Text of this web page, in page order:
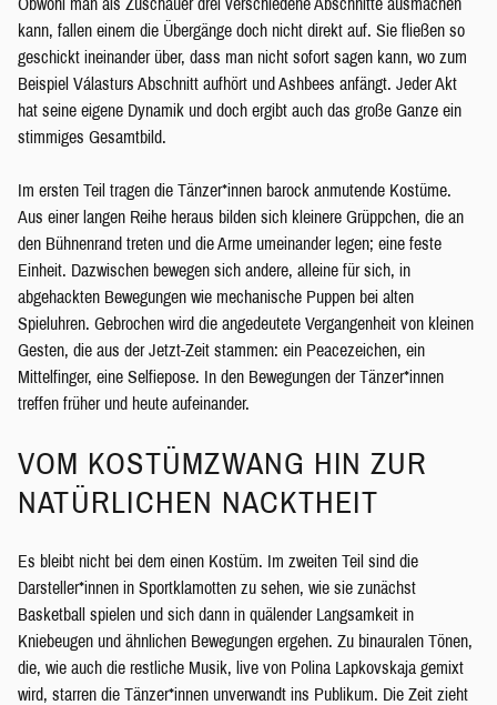
kann, fallen einem die Übergänge doch nicht direkt auf. Sie fließen so
geschickt ineinander über, dass man nicht sofort sagen kann, wo zum
Beispiel Válasturs Abschnitt aufhört und Ashbees anfängt. Jeder Akt
hat seine eigene Dynamik und doch ergibt auch das große Ganze ein
stimmiges Gesamtbild.
Im ersten Teil tragen die Tänzer*innen barock anmutende Kostüme.
Aus einer langen Reihe heraus bilden sich kleinere Grüppchen, die an
den Bühnenrand treten und die Arme umeinander legen; eine feste
Einheit. Dazwischen bewegen sich andere, alleine für sich, in
abgehackten Bewegungen wie mechanische Puppen bei alten
Spieluhren. Gebrochen wird die angedeutete Vergangenheit von kleinen
Gesten, die aus der Jetzt-Zeit stammen: ein Peacezeichen, ein
Mittelfinger, eine Selfiepose. In den Bewegungen der Tänzer*innen
treffen früher und heute aufeinander.
VOM KOSTÜMZWANG HIN ZUR
NATÜRLICHEN NACKTHEIT
Es bleibt nicht bei dem einen Kostüm. Im zweiten Teil sind die
Darsteller*innen in Sportklamotten zu sehen, wie sie zunächst
Basketball spielen und sich dann in quälender Langsamkeit in
Kniebeugen und ähnlichen Bewegungen ergehen. Zu binauralen Tönen,
die, wie auch die restliche Musik, live von Polina Lapkovskaja gemixt
wird, starren die Tänzer*innen unverwandt ins Publikum. Die Zeit zieht